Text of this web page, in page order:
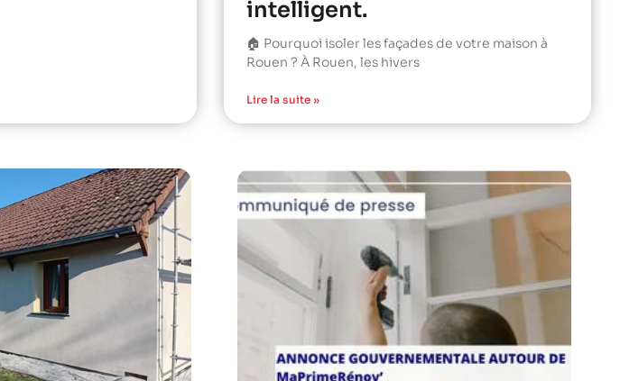
intelligent.
🏠 Pourquoi isoler les façades de votre maison à
Rouen ? À Rouen, les hivers
Lire la suite »